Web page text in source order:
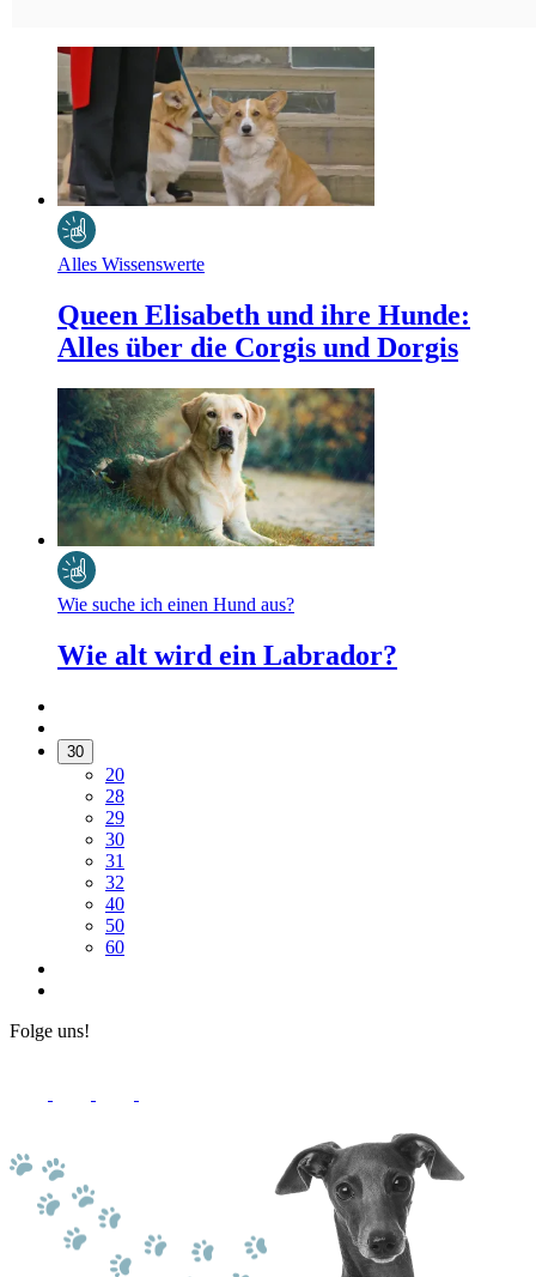
Alles Wissenswerte
Queen Elisabeth und ihre Hunde:
Alles über die Corgis und Dorgis
Wie suche ich einen Hund aus?
Wie alt wird ein Labrador?
30
20
28
29
30
31
32
40
50
60
Folge uns!